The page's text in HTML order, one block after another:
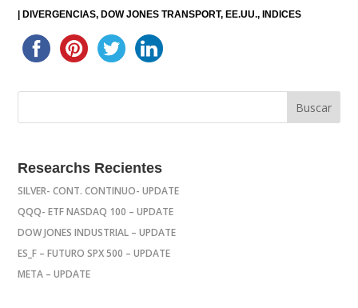
DIVERGENCIAS DOW JONES TRANSPORT EE.UU. INDICES
Researchs Recientes
SILVER- CONT. CONTINUO- UPDATE
QQQ- ETF NASDAQ 100 – UPDATE
DOW JONES INDUSTRIAL – UPDATE
ES_F – FUTURO SPX 500 – UPDATE
META – UPDATE